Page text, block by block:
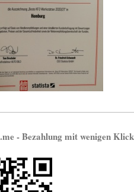
- Bezahlung mit wenigen